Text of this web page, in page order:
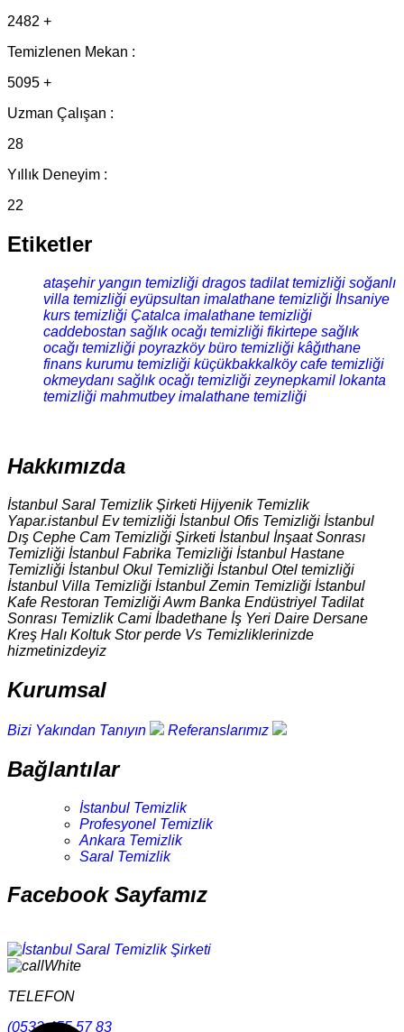
2482 +
Temizlenen Mekan :
5095 +
Uzman Çalışan :
28
Yıllık Deneyim :
22
Etiketler
ataşehir yangın temizliği dragos tadilat temizliği soğanlı
villa temizliği eyüpsultan imalathane temizliği İhsaniye
kurs temizliği Çatalca imalathane temizliği
caddebostan sağlık ocağı temizliği fikirtepe sağlık
ocağı temizliği poyrazköy büro temizliği kâğıthane
finans kurumu temizliği küçükbakkalköy cafe temizliği
okmeydanı sağlık ocağı temizliği zeynepkamil lokanta
temizliği mahmutbey imalathane temizliği
Hakkımızda
İstanbul Saral Temizlik Şirketi Hijyenik Temizlik
Yapar.istanbul Ev temizliği İstanbul Ofis Temizliği İstanbul
Dış Cephe Cam Temizliği Şirketi İstanbul İnşaat Sonrası
Temizliği İstanbul Fabrika Temizliği İstanbul Hastane
Temizliği İstanbul Okul Temizliği İstanbul Otel temizliği
İstanbul Villa Temizliği İstanbul Zemin Temizliği İstanbul
Kafe Restoran Temizliği Awm Banka Endüstriyel Tadilat
Sonrası Temizlik Cami İbadethane İş Yeri Daire Dersane
Kreş Halı Koltuk Stor perde Vs Temizliklerinizde
hizmetinizdeyiz
Kurumsal
Bizi Yakından Tanıyın Referanslarımız
Bağlantılar
İstanbul Temizlik
Profesyonel Temizlik
Ankara Temizlik
Saral Temizlik
Facebook Sayfamız
TELEFON
(0532 455 57 83